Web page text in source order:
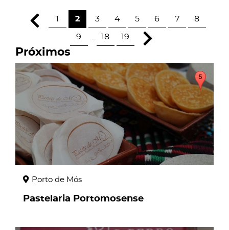
1 2 3 4 5 6 7 8
9 18 19
Próximos
page
Porto de Mós
Pastelaria Portomosense